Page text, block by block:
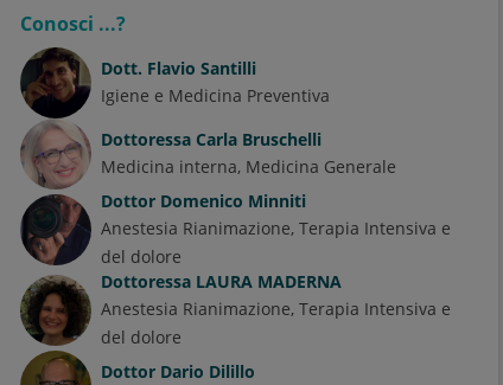
Conosci ...?
Dott. Flavio Santilli
Igiene e Medicina Preventiva
Dottoressa Carla Bruschelli
Medicina interna Medicina Generale
Dottor Domenico Minniti
Anestesia Rianimazione, Terapia Intensiva e
del dolore
Dottoressa LAURA MADERNA
Anestesia Rianimazione, Terapia Intensiva e
del dolore
Dottor Dario Dilillo